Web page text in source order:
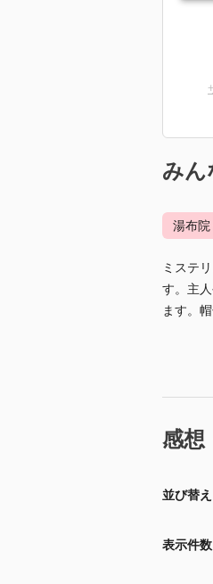
みん
湯布
ミステ
す。主
ます。
感想
並び替え
表示件数